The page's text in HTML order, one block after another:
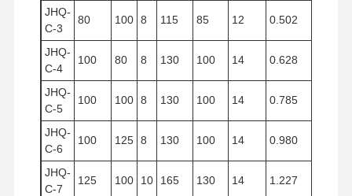
크레인 후크
엔드 캐리지
크레인 롤리 블록
잡기
기중기
기어 모터 및 브레이크
JHQ-
C-3
80 100 8 115 85 12 0.502
JHQ-
C-4
100 80 8 130 100 14 0.628
JHQ-
C-5
100 100 8 130 100 14 0.785
JHQ-
C-6
100 125 8 130 100 14 0.980
JHQ-
C-7
125 100 10 165 130 14 1.227